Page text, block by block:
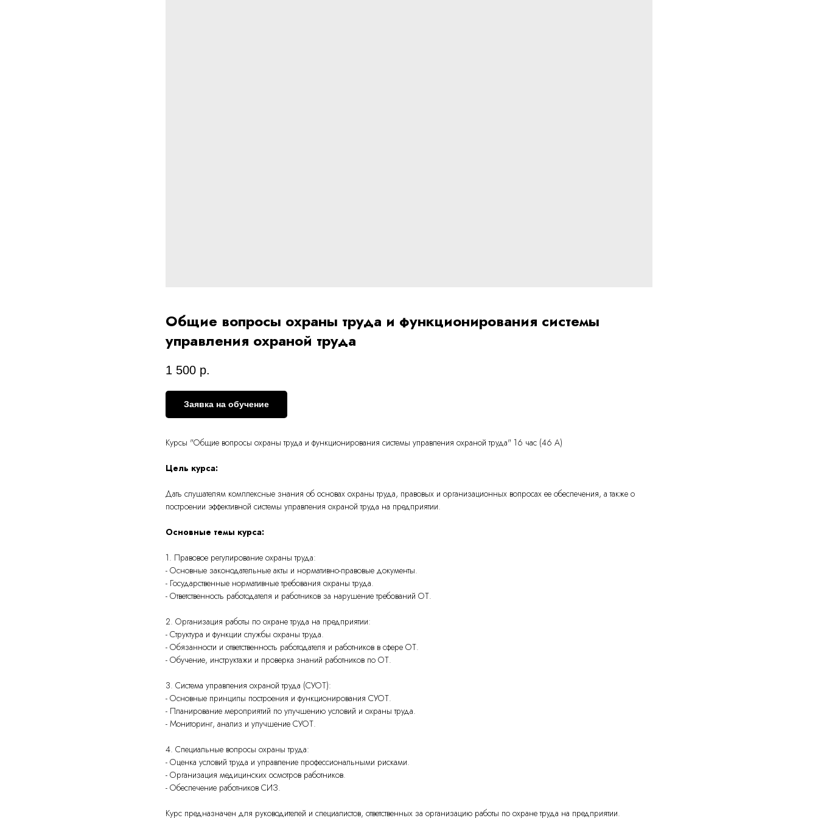
Общие вопросы охраны труда и функционирования системы
управления охраной труда
1 500 р.
Заявка на обучение
Курсы "Общие вопросы охраны труда и функционирования системы управления охраной труда" 16 час (46 А)
Цель курса:
Дать слушателям комплексные знания об основах охраны труда, правовых и организационных вопросах ее обеспечения, а также о
построении эффективной системы управления охраной труда на предприятии.
Основные темы курса:
1. Правовое регулирование охраны труда:
- Основные законодательные акты и нормативно-правовые документы.
- Государственные нормативные требования охраны труда.
- Ответственность работодателя и работников за нарушение требований ОТ.
2. Организация работы по охране труда на предприятии:
- Структура и функции службы охраны труда.
- Обязанности и ответственность работодателя и работников в сфере ОТ.
- Обучение, инструктажи и проверка знаний работников по ОТ.
3. Система управления охраной труда (СУОТ):
- Основные принципы построения и функционирования СУОТ.
- Планирование мероприятий по улучшению условий и охраны труда.
- Мониторинг, анализ и улучшение СУОТ.
4. Специальные вопросы охраны труда:
- Оценка условий труда и управление профессиональными рисками.
- Организация медицинских осмотров работников.
- Обеспечение работников СИЗ.
Курс предназначен для руководителей и специалистов, ответственных за организацию работы по охране труда на предприятии.